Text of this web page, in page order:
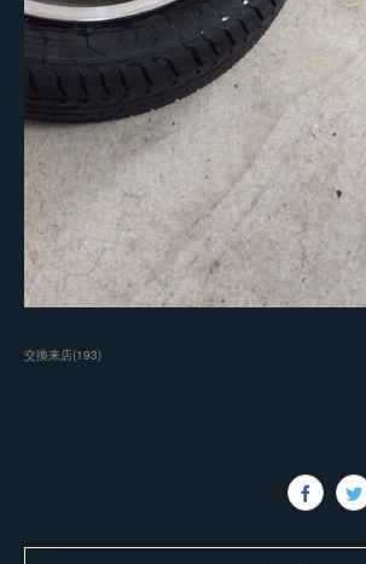
交換来店(193)